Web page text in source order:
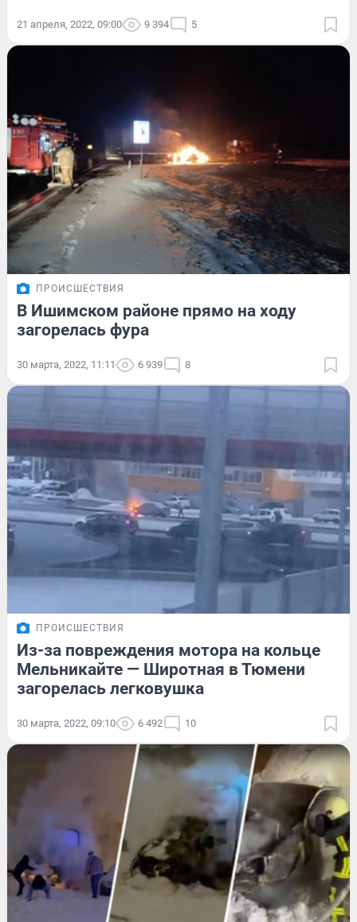
21 апреля, 2022, 09:00 9 394 5
ПРОИСШЕСТВИЯ
В Ишимском районе прямо на ходу
загорелась фура
30 марта, 2022, 11:11 6 939 8
ПРОИСШЕСТВИЯ
Из-за повреждения мотора на кольце
Мельникайте — Широтная в Тюмени
загорелась легковушка
30 марта, 2022, 09:10 6 492 10